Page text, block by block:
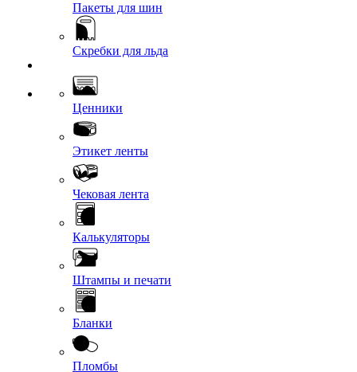
Пакеты для шин
Скребки для льда
Ценники
Этикет ленты
Чековая лента
Калькуляторы
Штампы и печати
Бланки
Пломбы